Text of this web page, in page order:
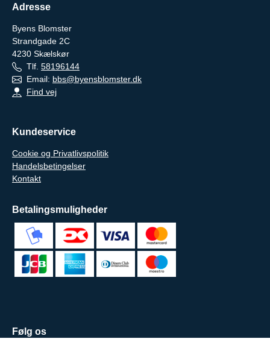
Adresse
Byens Blomster
Strandgade 2C
4230 Skælskør
Tlf. 58196144
Email: bbs@byensblomster.dk
Find vej
Kundeservice
Cookie og Privatlivspolitik
Handelsbetingelser
Kontakt
Betalingsmuligheder
Følg os